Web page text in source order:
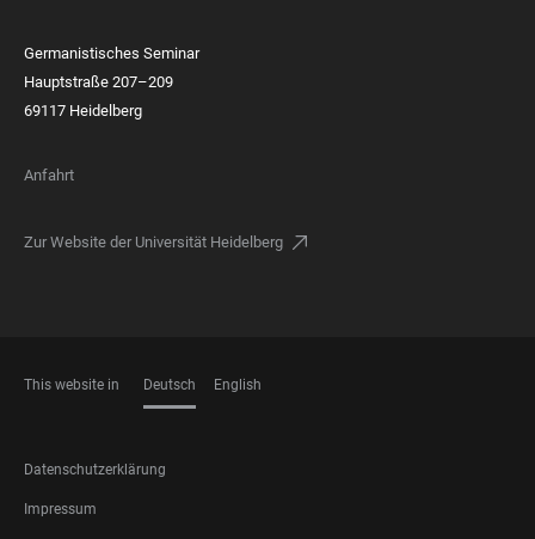
Germanistisches Seminar
Hauptstraße 207–209
69117 Heidelberg
Anfahrt
Zur Website der Universität Heidelberg
This website in Deutsch English
FOOTER
LEGAL
Datenschutzerklärung
Impressum